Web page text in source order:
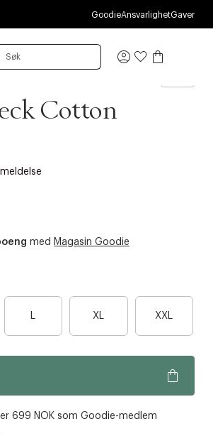
GoodieAnsvarlighetGaver
Logg
Cotton
med Magasin Goodie
L XL XXL
o
699 NOK som Goodie-medlem